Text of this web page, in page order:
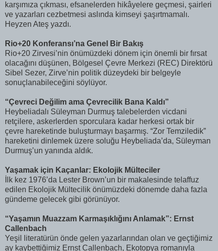
karşımıza çıkması, efsanelerden hikâyelere geçmesi, şairleri
ve yazarları cezbetmesi aslında kimseyi şaşırtmamalı.
Heyzen Ateş yazdı.
Rio+20 Konferansı’na Genel Bir Bakış
Rio+20 Zirvesi’nin önümüzdeki dönem için önemli bir fırsat
olacağını düşünen, Bölgesel Çevre Merkezi (REC) Direktörü
Sibel Sezer, Zirve’nin politik düzeydeki bir belgeyle
sonuçlanabileceğini söylüyor.
“Çevreci Değilim ama Çevrecilik Bana Kaldı”
Heybeliadalı Süleyman Durmuş talebelerden vicdani
retçilere, askerlerden sporculara kadar herkesi ortak bir
çevre hareketinde buluşturmayı başarmış. “Zor Temziledik”
hareketini dinlemek üzere soluğu Heybeliada’da, Süleyman
Durmuş’un yanında aldık.
Yaşamak için Kaçanlar: Ekolojik Mülteciler
İlk kez 1976’da Lester Brown’un bir makalesinde telaffuz
edilen Ekolojik Mültecilik önümüzdeki dönemde daha fazla
gündeme gelecek gibi görünüyor.
“Yaşamın Muazzam Karmaşıklığını Anlamak”: Ernst
Callenbach
Yeşil literatürün önde gelen yazarlarından olan ve geçtiğimiz
ay kaybettiğimiz Ernst Callenbach, Ekotopya romanıyla